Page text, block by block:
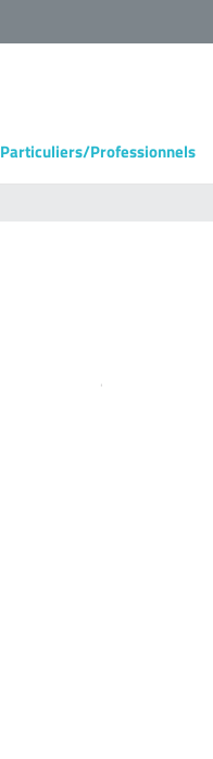
Particuliers/Professionnels